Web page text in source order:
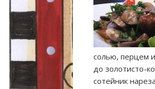
солью, перцем
до золотисто-
сотейник